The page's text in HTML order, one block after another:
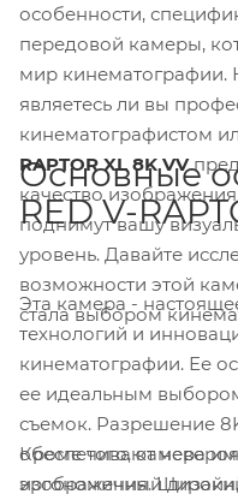
особенности,
передовой камеры,
мир кинематографии.
являетесь ли вы
кинематографистом
RAPTOR XL 8K VV
качество
поднимут вашу
уровень. Давайте
возможности этой
стала выбором
Основные
RED V-
Эта камера -
технологий и
кинематографии. Ее
ее идеальным
съемок. Разрешение
обеспечивают
изображения.
Кроме того, камера
эргономичный